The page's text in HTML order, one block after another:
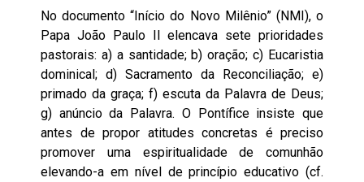
No documento “Início do Novo Milênio” (NMI), o
Papa João Paulo II elencava sete prioridades
pastorais: a) a santidade; b) oração; c) Eucaristia
dominical; d) Sacramento da Reconciliação; e)
primado da graça; f) escuta da Palavra de Deus;
g) anúncio da Palavra. O Pontífice insiste que
antes de propor atitudes concretas é preciso
promover uma espiritualidade de comunhão
elevando-a em nível de princípio educativo (cf.